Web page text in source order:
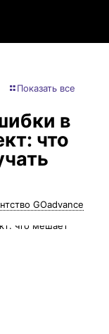
Показать все
в
что
GOadvance